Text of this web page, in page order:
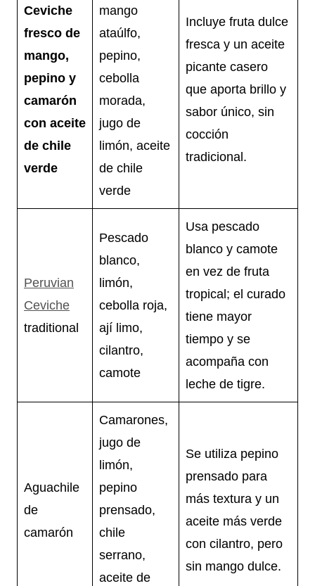
Ceviche
fresco de
mango,
pepino y
camarón
con aceite
de chile
verde
mango
ataúlfo,
pepino,
cebolla
morada,
jugo de
limón, aceite
de chile
verde
Incluye fruta dulce
fresca y un aceite
picante casero
que aporta brillo y
sabor único, sin
cocción
tradicional.
Peruvian
Ceviche
traditional
Pescado
blanco,
limón,
cebolla roja,
ají limo,
cilantro,
camote
Usa pescado
blanco y camote
en vez de fruta
tropical; el curado
tiene mayor
tiempo y se
acompaña con
leche de tigre.
Aguachile
de
camarón
Camarones,
jugo de
limón,
pepino
prensado,
chile
serrano,
aceite de
Se utiliza pepino
prensado para
más textura y un
aceite más verde
con cilantro, pero
sin mango dulce.